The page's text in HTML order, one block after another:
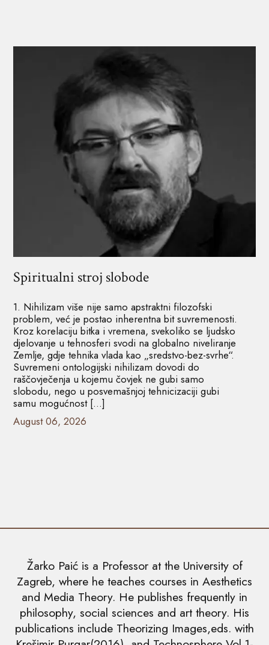
Spiritualni stroj slobode
1. Nihilizam više nije samo apstraktni filozofski
problem, već je postao inherentna bit suvremenosti.
Kroz korelaciju bitka i vremena, svekoliko se ljudsko
djelovanje u tehnosferi svodi na globalno niveliranje
Zemlje, gdje tehnika vlada kao „sredstvo-bez-svrhe“.
Suvremeni ontologijski nihilizam dovodi do
raščovječenja u kojemu čovjek ne gubi samo
slobodu, nego u posvemašnjoj tehnicizaciji gubi
samu mogućnost […]
August 06, 2026
Žarko Paić is a Professor at the University of
Zagreb, where he teaches courses in Aesthetics
and Media Theory. He publishes frequently in
philosophy, social sciences and art theory. His
publications include Theorizing Images,eds. with